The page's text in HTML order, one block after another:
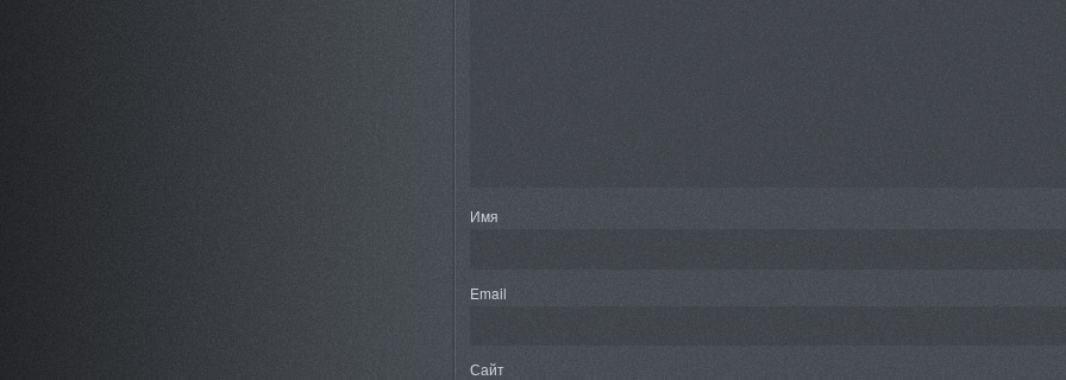
Имя
Email
Сайт